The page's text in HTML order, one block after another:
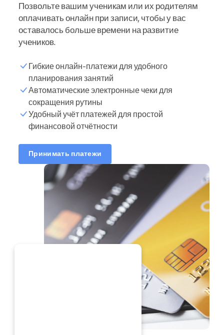
Позвольте вашим ученикам или их родителям
оплачивать онлайн при записи, чтобы у вас
оставалось больше времени на развитие
учеников.
Гибкие онлайн-платежи для удобного
планирования занятий
Автоматические электронные чеки для
сокращения рутины
Удобный учёт платежей для простой
финансовой отчётности
Принимать платежи